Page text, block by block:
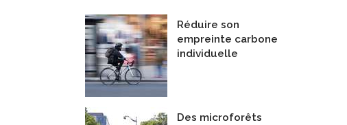
Réduire son
empreinte carbone
individuelle
Des microforêts